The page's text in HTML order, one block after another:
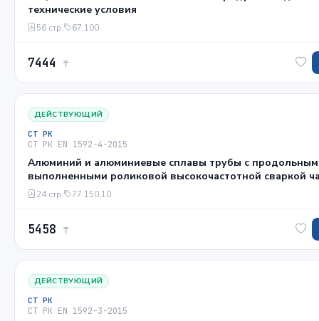
технические условия
56 стр. 67.100
7444 ₸
ДЕЙСТВУЮЩИЙ
СТ РК
СТ РК EN 1592-4-2015
Алюминий и алюминиевые сплавы трубы с
выполненными роликовой высокочастотной сваркой
допуски размеров и формы для квадратных,
профилированных труб
24 стр. 77.150.10
5458 ₸
ДЕЙСТВУЮЩИЙ
СТ РК
СТ РК EN 1592-3-2015